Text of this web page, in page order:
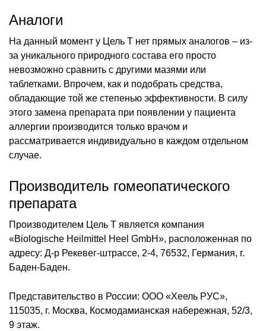
Аналоги
На данный момент у Цель Т нет прямых аналогов – из-
за уникального природного состава его просто
невозможно сравнить с другими мазями или
таблетками. Впрочем, как и подобрать средства,
обладающие той же степенью эффективности. В силу
этого замена препарата при появлении у пациента
аллергии производится только врачом и
рассматривается индивидуально в каждом отдельном
случае.
Производитель гомеопатического
препарата
Производителем Цель Т является компания
«Biologische Heilmittel Heel GmbH», расположенная по
адресу: Д-р Рекевег-штрассе, 2-4, 76532, Германия, г.
Баден-Баден.
Представительство в России: ООО «Хеель РУС»,
115035, г. Москва, Космодамианская набережная, 52/3,
9 этаж.